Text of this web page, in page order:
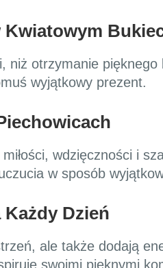
Kwiatowym
niż otrzymanie
wyjątkowy prezent.
wdzięczności i
w sposób
Dzień
ale także dodają
swoimi pięknymi